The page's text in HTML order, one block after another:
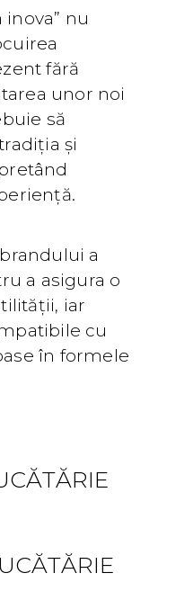
nu
fără
unor noi
să
și
a
a asigura o
iar
cu
în formele